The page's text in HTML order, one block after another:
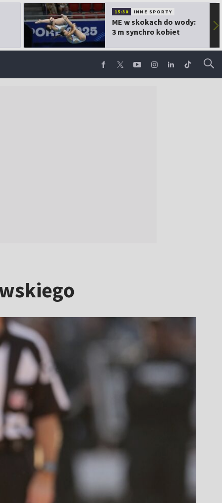
15:30 INNE SPORTY
ME w skokach do wody:
3 m synchro kobiet
▶